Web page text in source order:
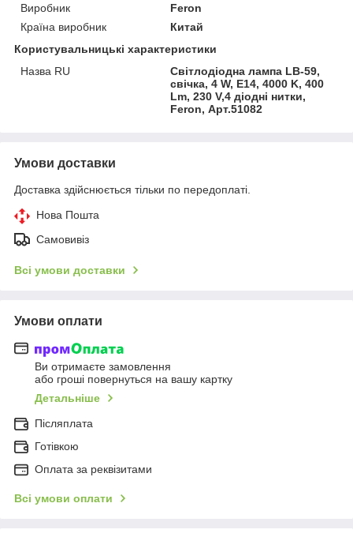
Виробник
Feron
Країна виробник
Китай
Користувальницькі характеристики
Назва RU
Світлодіодна лампа LB-59,
свічка, 4 W, E14, 4000 K, 400
Lm, 230 V,4 діодні нитки,
Feron, Арт.51082
Умови доставки
Доставка здійснюється тільки по передоплаті.
Нова Пошта
Самовивіз
Всі умови доставки
Умови оплати
Ви отримаєте замовлення
або гроші повернуться на вашу картку
Детальніше
Післяплата
Готівкою
Оплата за реквізитами
Всі умови оплати